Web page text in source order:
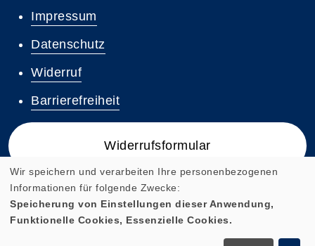
Impressum
Datenschutz
Widerruf
Barrierefreiheit
Widerrufsformular
Cookie Einstellungen
Wir speichern und verarbeiten Ihre personenbezogenen
Informationen für folgende Zwecke:
Speicherung von Einstellungen dieser Anwendung,
Funktionelle Cookies, Essenzielle Cookies.